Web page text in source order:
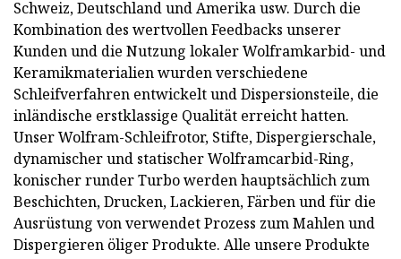
Schweiz, Deutschland und Amerika usw. Durch die
Kombination des wertvollen Feedbacks unserer
Kunden und die Nutzung lokaler Wolframkarbid- und
Keramikmaterialien wurden verschiedene
Schleifverfahren entwickelt und Dispersionsteile, die
inländische erstklassige Qualität erreicht hatten.
Unser Wolfram-Schleifrotor, Stifte, Dispergierschale,
dynamischer und statischer Wolframcarbid-Ring,
konischer runder Turbo werden hauptsächlich zum
Beschichten, Drucken, Lackieren, Färben und für die
Ausrüstung von verwendet Prozess zum Mahlen und
Dispergieren öliger Produkte. Alle unsere Produkte